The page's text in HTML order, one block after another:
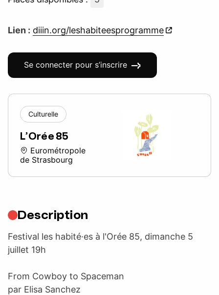
Lien : diiin.org/leshabiteesprogramme
Se connecter pour s’inscrire
Culturelle
L’Orée 85
Eurométropole
de Strasbourg
Description
Festival les habité·es à l'Orée 85, dimanche 5
juillet 19h
From Cowboy to Spaceman
par Elisa Sanchez